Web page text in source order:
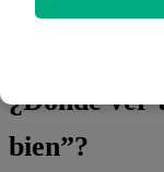
https://
¿Dónde ver
bien”?